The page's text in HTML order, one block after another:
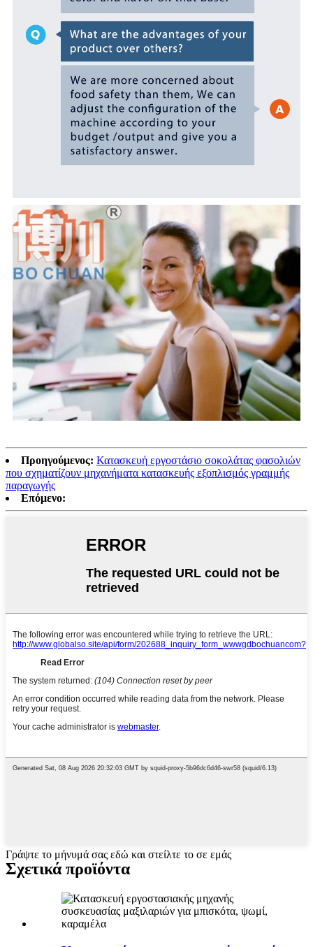
Προηγούμενος: Κατασκευή εργοστάσιο σοκολάτας φασολιών
που σχηματίζουν μηχανήματα κατασκευής εξοπλισμός γραμμής
παραγωγής
Επόμενο:
Γράψτε το μήνυμά σας εδώ και στείλτε το σε εμάς
Σχετικά προϊόντα